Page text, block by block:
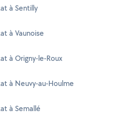
à Sentilly
à Vaunoise
à Origny-le-Roux
à Neuvy-au-Houlme
à Semallé